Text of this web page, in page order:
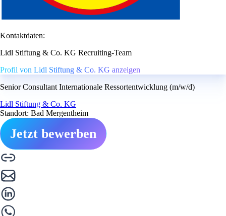
Kontaktdaten:
Lidl Stiftung & Co. KG Recruiting-Team
Profil von Lidl Stiftung & Co. KG anzeigen
Senior Consultant Internationale Ressortentwicklung (m/w/d)
Lidl Stiftung & Co. KG
Standort: Bad Mergentheim
Jetzt bewerben